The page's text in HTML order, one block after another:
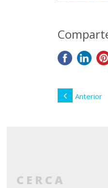
Anterior
CERCA